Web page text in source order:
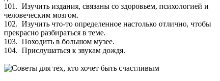
101. Изучить издания, связаны со здоровьем, психологией и
человеческим мозгом.
102. Изучить что-то определенное настолько отлично, чтобы
прекрасно разбираться в теме.
103. Походить в большом музее.
104. Прислушаться к звукам дождя.